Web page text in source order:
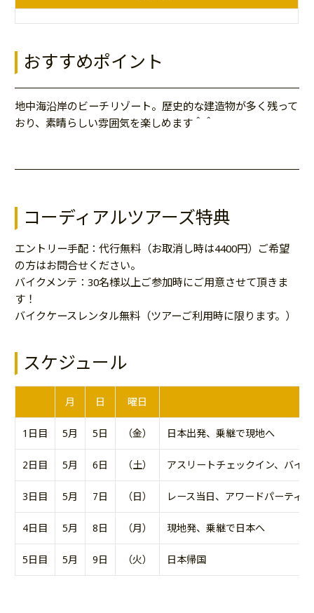
おすすめポイント
地中海沿岸のビーチリゾート。歴史的な建造物が多く残って
おり、素晴らしい雰囲気を楽しめます＾＾
コーディアルツアーズ特典
エントリー手配：代行無料（お取消し時は4400円）ご希望
の方はお問合せください。
バイクメンテ：30名様以上ご参加時にご用意させて頂きま
す！
バイクケースレンタル無料（ツアーご利用時に限ります。）
スケジュール
月 日 曜日
1日目 5月 5日 （金） 日本出発、乗継で現地へ
2日目 5月 6日 （土） アスリートチェックイン、バイ
3日目 5月 7日 （日） レース当日、アワードパーティ
4日目 5月 8日 （月） 現地発、乗継で日本へ
5日目 5月 9日 （火） 日本帰国